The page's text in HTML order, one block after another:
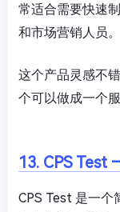
常适合需要快速
和市场营销人员。
这个产品灵感不
个可以做成一个
13. CPS Test
CPS Test 是一个